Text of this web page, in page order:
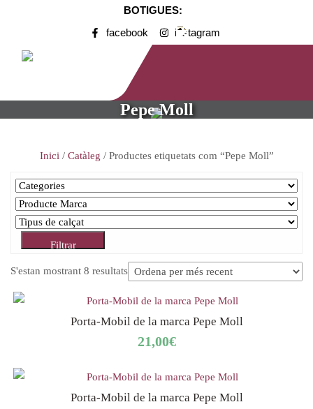
BOTIGUES:
facebook
instagram
Pepe Moll
Inici / Catàleg / Productes etiquetats com “Pepe Moll”
Filtrar
S'estan mostrant 8 resultats
Porta-Mobil de la marca Pepe Moll
21,00€
Porta-Mobil de la marca Pepe Moll